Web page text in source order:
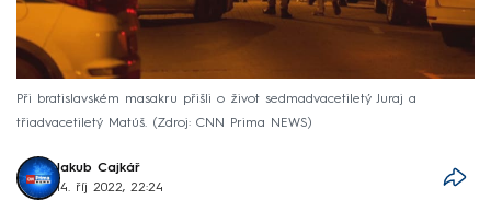
Při bratislavském masakru přišli o život sedmadvacetiletý Juraj a
třiadvacetiletý Matúš.
Zdroj: CNN Prima NEWS
Jakub Cajkář
14. říj 2022, 22:24